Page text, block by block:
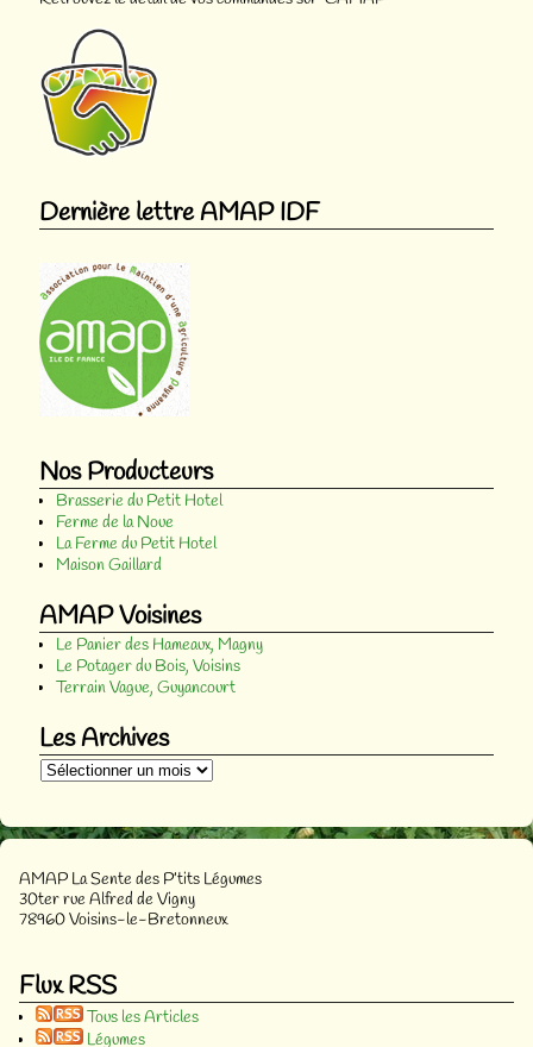
Dernière lettre AMAP IDF
Nos Producteurs
Brasserie du Petit Hotel
Ferme de la Noue
La Ferme du Petit Hotel
Maison Gaillard
AMAP Voisines
Le Panier des Hameaux, Magny
Le Potager du Bois, Voisins
Terrain Vague, Guyancourt
Les Archives
AMAP La Sente des P’tits Légumes
30ter rue Alfred de Vigny
78960 Voisins-le-Bretonneux
Flux RSS
Tous les Articles
Légumes